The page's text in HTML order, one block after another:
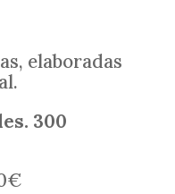
elaboradas
300